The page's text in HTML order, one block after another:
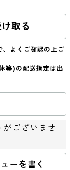
取る
よくご確認の上ご
等)の配送指定は出
ございませ
ーを書く